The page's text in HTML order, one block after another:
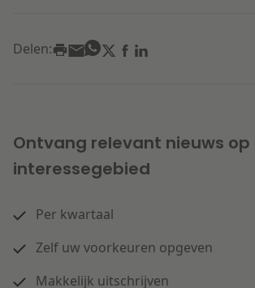
Delen:
Ontvang relevant nieuws op
interessegebied
Per kwartaal
Zelf uw voorkeuren opgeven
Makkelijk uitschrijven